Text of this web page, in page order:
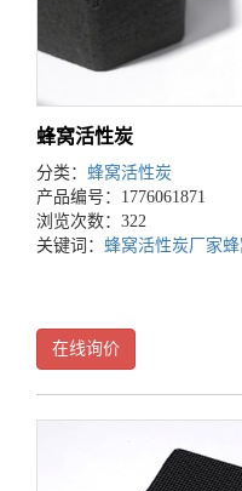
蜂窝活性炭
分类： 蜂窝活性炭
产品编号：1776061871
浏览次数：322
关键词： 蜂窝活性炭厂家
在线询价